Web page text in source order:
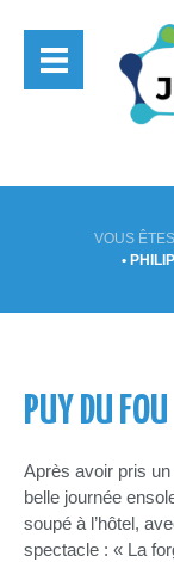
VOUS
•
PUY DU FOU
Après avoir pris
belle journée
soupé à l’hôtel,
spectacle : « La